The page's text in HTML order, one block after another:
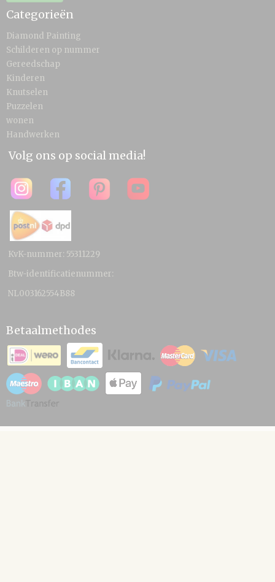
Categorieën
Diamond Painting
Schilderen op nummer
Gereedschap
Kinderen
Knutselen
Puzzelen
wonen
Handwerken
Volg ons op social media!
KvK-nummer: 55311229
Btw-identificatienummer:
NL003162554B88
Betaalmethodes